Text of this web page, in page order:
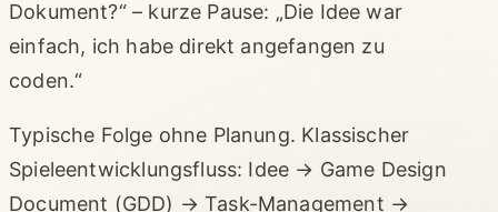
Dokument?“ – kurze Pause: „Die Idee war
einfach, ich habe direkt angefangen zu
coden.“
Typische Folge ohne Planung. Klassischer
Spieleentwicklungsfluss: Idee → Game Design
Document (GDD) → Task-Management →